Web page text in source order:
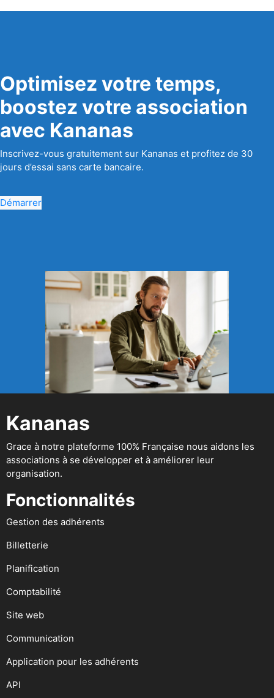
Optimisez votre temps,
boostez votre association
avec Kananas
Inscrivez-vous gratuitement sur Kananas et profitez de 30
jours d’essai sans carte bancaire.
Démarrer
Kananas
Grace à notre plateforme 100% Française nous aidons les
associations à se développer et à améliorer leur
organisation.
Fonctionnalités
Gestion des adhérents
Billetterie
Planification
Comptabilité
Site web
Communication
Application pour les adhérents
API